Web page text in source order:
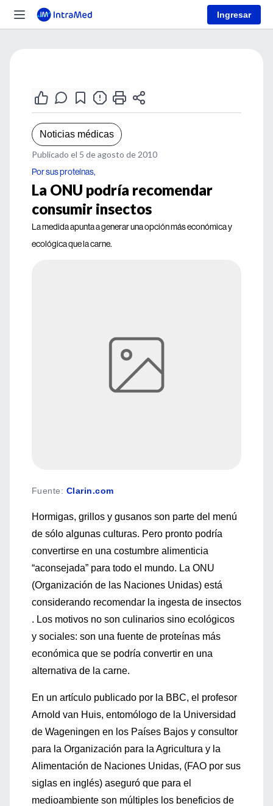
Ingresar
Noticias médicas
Publicado el 5 de agosto de 2010
Por sus proteínas,
La ONU podría recomendar
consumir insectos
La medida apunta a generar una opción más económica y
ecológica que la carne.
Fuente: Clarin.com
Hormigas, grillos y gusanos son parte del menú
de sólo algunas culturas. Pero pronto podría
convertirse en una costumbre alimenticia
“aconsejada” para todo el mundo. La ONU
(Organización de las Naciones Unidas) está
considerando recomendar la ingesta de insectos
. Los motivos no son culinarios sino ecológicos
y sociales: son una fuente de proteínas más
económica que se podría convertir en una
alternativa de la carne.
En un artículo publicado por la BBC, el profesor
Arnold van Huis, entomólogo de la Universidad
de Wageningen en los Países Bajos y consultor
para la Organización para la Agricultura y la
Alimentación de Naciones Unidas, (FAO por sus
siglas en inglés) aseguró que para el
medioambiente son múltiples los beneficios de